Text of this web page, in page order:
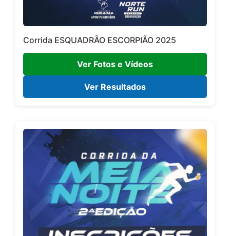
Corrida ESQUADRÃO ESCORPIÃO 2025
Ver Fotos e Vídeos
Ver Resultados